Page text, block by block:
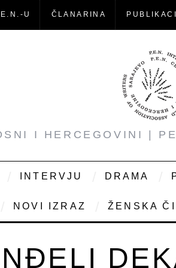
U ČLANARINA
I HERCEGOVINI |
INTERVJU DRAMA
NOVI IZRAZ ŽENSKA